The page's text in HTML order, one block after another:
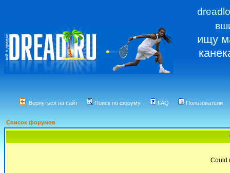
ищу
Вернуться на сайт Поиск по форуму FAQ Пользователи
Список форумов
Could